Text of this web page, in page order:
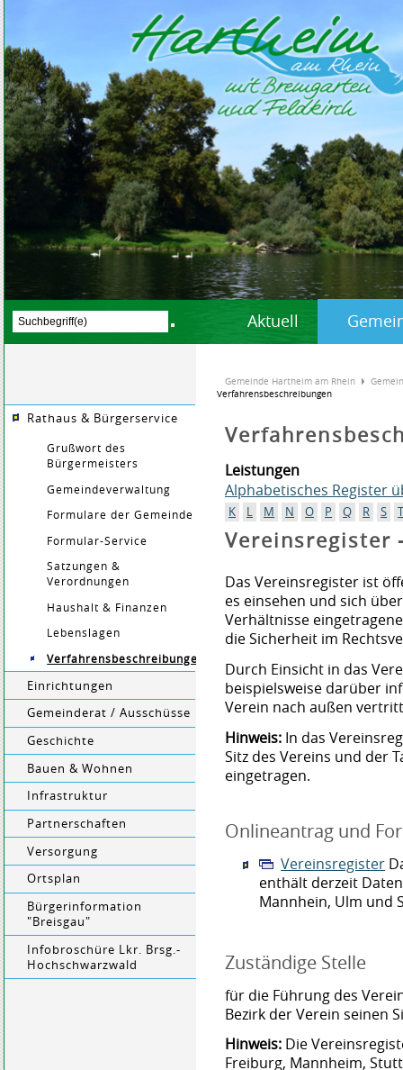
Aktuell
Rathaus & Bürgerservice
Grußwort des
Bürgermeisters
Gemeindeverwaltung
Formulare der Gemeinde
Formular-Service
Satzungen &
Verordnungen
Haushalt & Finanzen
Lebenslagen
Verfahrensbeschreibungen
Einrichtungen
Gemeinderat / Ausschüsse
Geschichte
Bauen & Wohnen
Infrastruktur
Partnerschaften
Versorgung
Ortsplan
Bürgerinformation
"Breisgau"
Infobroschüre Lkr. Brsg.-
Hochschwarzwald
Gemeinde Hartheim am Rhein
Verfahrensbeschreibungen
Leistungen
Alphabetisches Register
K L M N O P Q R S
Vereinsregister
Das Vereinsregister ist
es einsehen und sich
Verhältnisse
die Sicherheit im
Durch Einsicht in das
beispielsweise darüber
Verein nach außen
Hinweis: In das
Sitz des Vereins und der
eingetragen.
Onlineantrag und
Vereinsregister
enthält derzeit
Mannhein, Ulm und
Zuständige Stelle
für die Führung des
Bezirk der Verein seinen
Hinweis: Die
Freiburg, Mannheim,